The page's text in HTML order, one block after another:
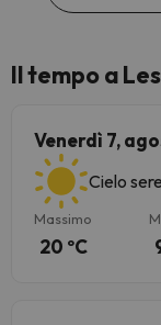
Il tempo a
Venerdì 7,
Cielo
Massimo
20 ºC